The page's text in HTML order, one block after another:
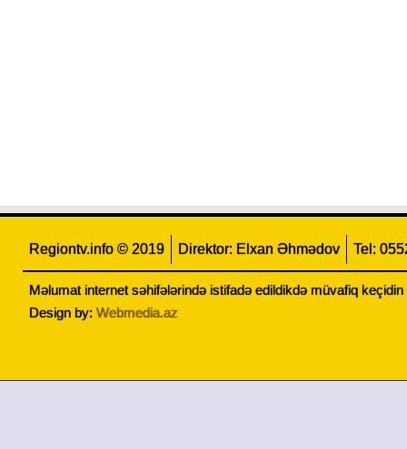
Regiontv.info © 2019 Direktor: Elxan Əhmədov Tel:
Məlumat internet səhifələrində istifadə edildikdə müvafiq keçidin
Design by: Webmedia.az